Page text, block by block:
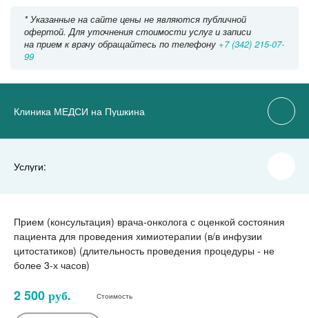
* Указанные на сайте цены не являются публичной
офертой. Для уточнения стоимости услуг и записи
на прием к врачу обращайтесь по телефону +7 (342) 215-07-
99
Клиника МЕДСИ на Пушкина
Услуги:
Прием (консультация) врача-онколога с оценкой состояния
пациента для проведения химиотерапии (в/в инфузии
цитостатиков) (длительность проведения процедуры - не
более 3-х часов)
2 500 руб. Стоимость